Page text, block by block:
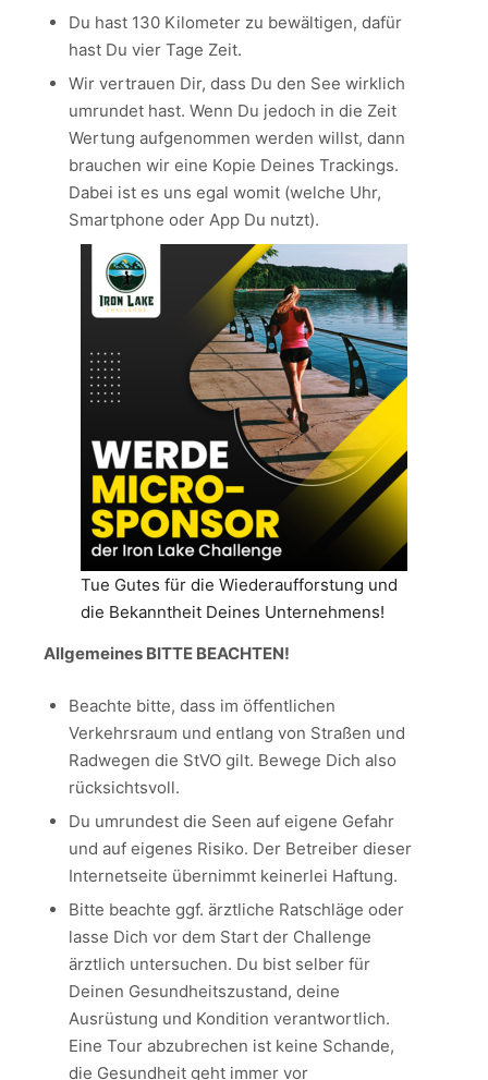
Du hast 130 Kilometer zu bewältigen, dafür
hast Du vier Tage Zeit.
Wir vertrauen Dir, dass Du den See wirklich
umrundet hast. Wenn Du jedoch in die Zeit
Wertung aufgenommen werden willst, dann
brauchen wir eine Kopie Deines Trackings.
Dabei ist es uns egal womit (welche Uhr,
Smartphone oder App Du nutzt).
Tue Gutes für die Wiederaufforstung und
die Bekanntheit Deines Unternehmens!
Allgemeines BITTE BEACHTEN!
Beachte bitte, dass im öffentlichen
Verkehrsraum und entlang von Straßen und
Radwegen die StVO gilt. Bewege Dich also
rücksichtsvoll.
Du umrundest die Seen auf eigene Gefahr
und auf eigenes Risiko. Der Betreiber dieser
Internetseite übernimmt keinerlei Haftung.
Bitte beachte ggf. ärztliche Ratschläge oder
lasse Dich vor dem Start der Challenge
ärztlich untersuchen. Du bist selber für
Deinen Gesundheitszustand, deine
Ausrüstung und Kondition verantwortlich.
Eine Tour abzubrechen ist keine Schande,
die Gesundheit geht immer vor